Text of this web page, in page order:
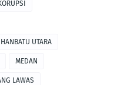
UTARA
MEDAN
LAWAS